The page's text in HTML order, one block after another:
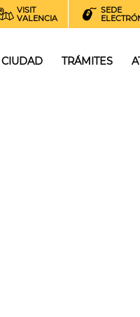
VISIT
VALENCIA
SEDE
CIUDAD TRÁMITES